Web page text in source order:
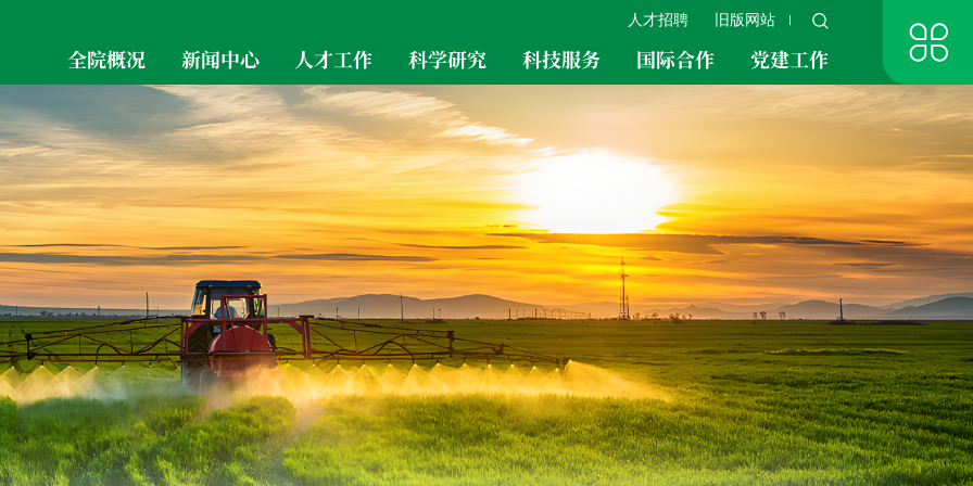
人才招聘 旧版网站
全院概况 新闻中心 人才工作 科学研究 科技服务 国际合作 党建工作